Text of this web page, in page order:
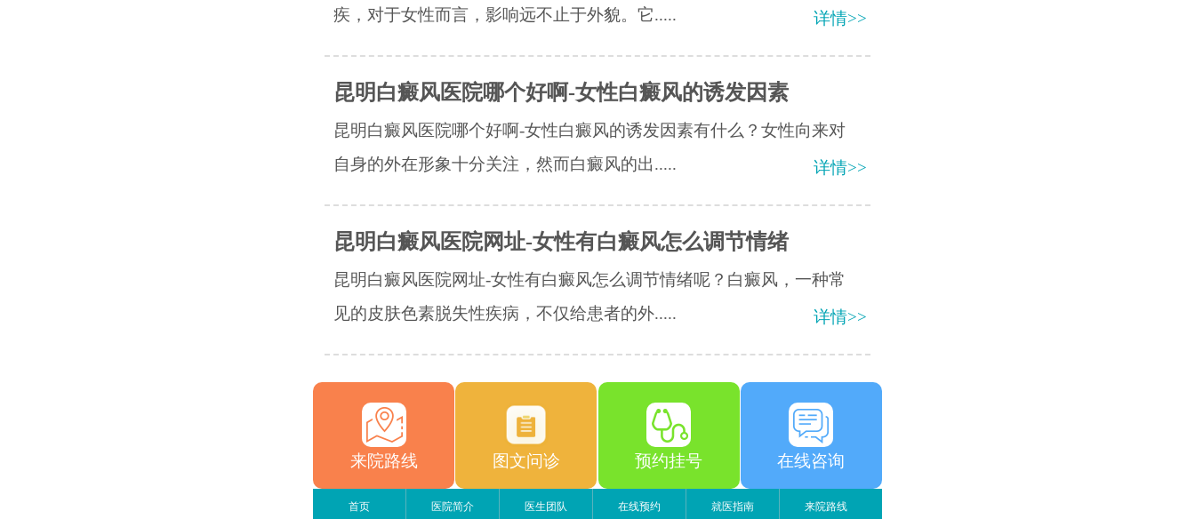
疾，对于女性而言，影响远不止于外貌。它.....
详情>>
昆明白癜风医院哪个好啊-女性白癜风的诱发因素
昆明白癜风医院哪个好啊-女性白癜风的诱发因素有什么？女性向来对
自身的外在形象十分关注，然而白癜风的出.....
详情>>
昆明白癜风医院网址-女性有白癜风怎么调节情绪
昆明白癜风医院网址-女性有白癜风怎么调节情绪呢？白癜风，一种常
见的皮肤色素脱失性疾病，不仅给患者的外.....
详情>>
来院路线 图文问诊 预约挂号 在线咨询
首页 医院简介 医生团队 在线预约 就医指南 来院路线